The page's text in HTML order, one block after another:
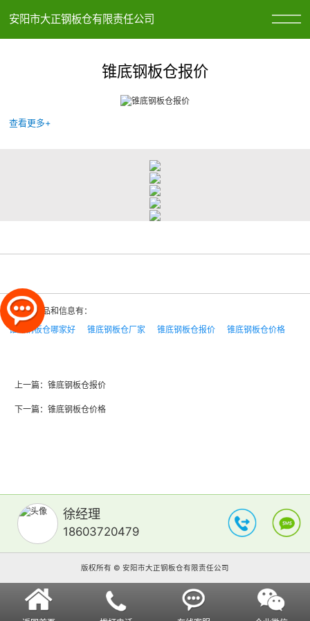
安阳市大正钢板仓有限责任公司
锥底钢板仓报价
查看更多+
相关的产品和信息有：
锥底钢板仓哪家好
锥底钢板仓厂家 锥底钢板仓报价 锥底钢板仓价格
上一篇： 锥底钢板仓报价
下一篇： 锥底钢板仓价格
徐经理
18603720479
版权所有 © 安阳市大正钢板仓有限责任公司